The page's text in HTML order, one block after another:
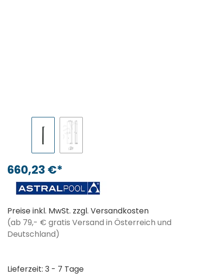
660,23 €*
Preise inkl. MwSt. zzgl. Versandkosten
(ab 79,- € gratis Versand in Österreich und
Deutschland)
Lieferzeit: 3 - 7 Tage